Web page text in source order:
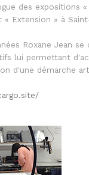
des expositions
« Extension » à
Roxane Jean se
lui permettant
d'une démarche